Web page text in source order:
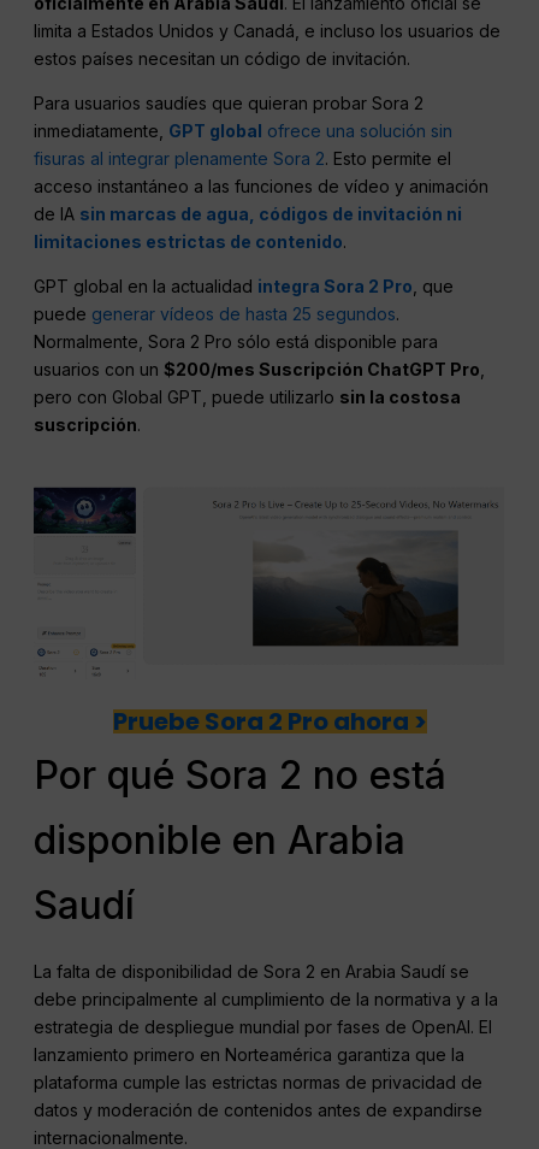
limita a Estados Unidos y Canadá, e incluso los usuarios de
estos países necesitan un código de invitación.
Para usuarios saudíes que quieran probar Sora 2
inmediatamente, GPT global ofrece una solución sin
fisuras al integrar plenamente Sora 2. Esto permite el
acceso instantáneo a las funciones de vídeo y animación
de IA sin marcas de agua, códigos de invitación ni
limitaciones estrictas de contenido.
GPT global en la actualidad integra Sora 2 Pro, que
puede generar vídeos de hasta 25 segundos.
Normalmente, Sora 2 Pro sólo está disponible para
usuarios con un$200/mes Suscripción ChatGPT Pro,
pero con Global GPT, puede utilizarlo sin la costosa
suscripción.
Pruebe Sora 2 Pro ahora >
Por qué Sora 2 no está
disponible en Arabia
Saudí
La falta de disponibilidad de Sora 2 en Arabia Saudí se
debe principalmente al cumplimiento de la normativa y a la
estrategia de despliegue mundial por fases de OpenAI. El
lanzamiento primero en Norteamérica garantiza que la
plataforma cumple las estrictas normas de privacidad de
datos y moderación de contenidos antes de expandirse
internacionalmente.